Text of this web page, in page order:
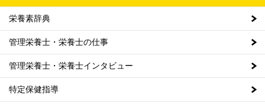
栄養素辞典
管理栄養士・栄養士の仕事
管理栄養士・栄養士インタビュー
特定保健指導